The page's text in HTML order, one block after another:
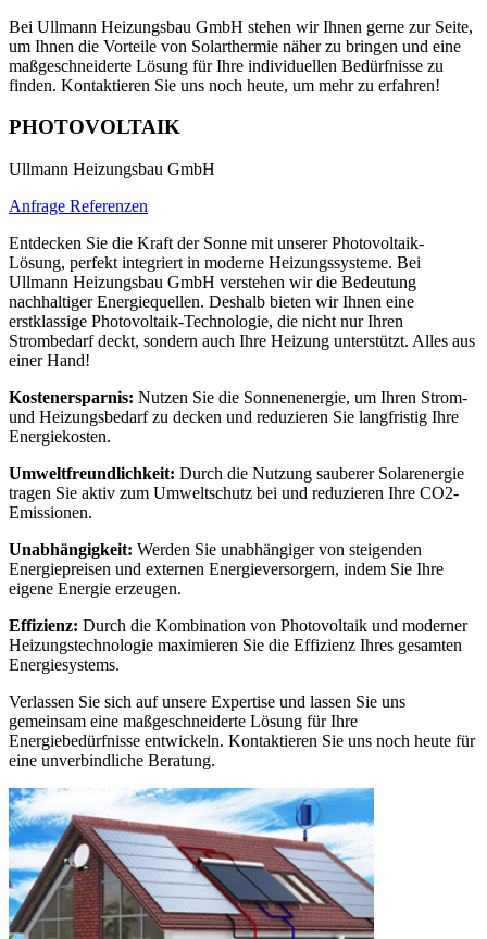
Bei Ullmann Heizungsbau GmbH stehen wir Ihnen gerne zur Seite,
um Ihnen die Vorteile von Solarthermie näher zu bringen und eine
maßgeschneiderte Lösung für Ihre individuellen Bedürfnisse zu
finden. Kontaktieren Sie uns noch heute, um mehr zu erfahren!
PHOTOVOLTAIK
Ullmann Heizungsbau GmbH
Anfrage Referenzen
Entdecken Sie die Kraft der Sonne mit unserer Photovoltaik-
Lösung, perfekt integriert in moderne Heizungssysteme. Bei
Ullmann Heizungsbau GmbH verstehen wir die Bedeutung
nachhaltiger Energiequellen. Deshalb bieten wir Ihnen eine
erstklassige Photovoltaik-Technologie, die nicht nur Ihren
Strombedarf deckt, sondern auch Ihre Heizung unterstützt. Alles aus
einer Hand!
Kostenersparnis: Nutzen Sie die Sonnenenergie, um Ihren Strom-
und Heizungsbedarf zu decken und reduzieren Sie langfristig Ihre
Energiekosten.
Umweltfreundlichkeit: Durch die Nutzung sauberer Solarenergie
tragen Sie aktiv zum Umweltschutz bei und reduzieren Ihre CO2-
Emissionen.
Unabhängigkeit: Werden Sie unabhängiger von steigenden
Energiepreisen und externen Energieversorgern, indem Sie Ihre
eigene Energie erzeugen.
Effizienz: Durch die Kombination von Photovoltaik und moderner
Heizungstechnologie maximieren Sie die Effizienz Ihres gesamten
Energiesystems.
Verlassen Sie sich auf unsere Expertise und lassen Sie uns
gemeinsam eine maßgeschneiderte Lösung für Ihre
Energiebedürfnisse entwickeln. Kontaktieren Sie uns noch heute für
eine unverbindliche Beratung.